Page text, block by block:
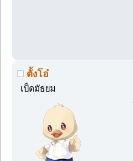
ตั้งโอ๋
เป็ดมัธยม